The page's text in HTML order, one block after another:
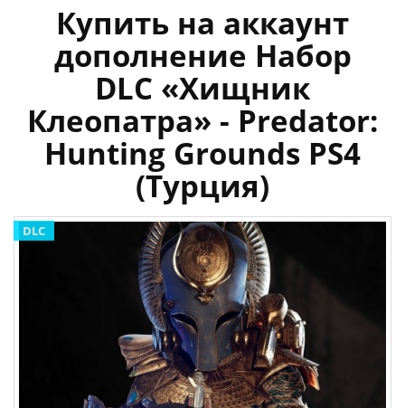
Купить на аккаунт
дополнение Набор
DLC «Хищник
Клеопатра» - Predator:
Hunting Grounds PS4
(Турция)
DLC